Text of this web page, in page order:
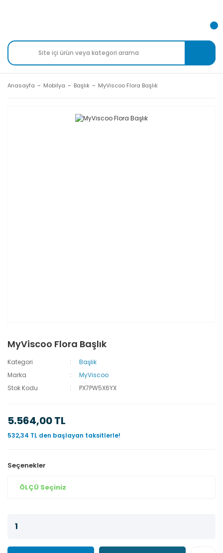
Anasayfa Mobilya Başlık MyViscoo Flora Başlık
MyViscoo Flora Başlık
Kategori
Başlık
Marka
MyViscoo
Stok Kodu
PX7PW5X6YX
5.564,00 TL
532,34 TL den başlayan taksitlerle!
Seçenekler